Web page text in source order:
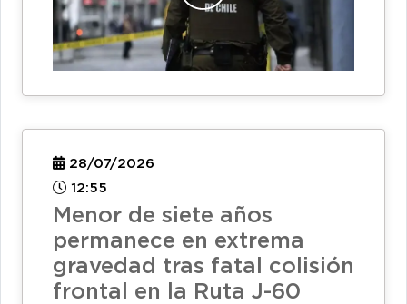
28/07/2026
12:55
Menor de siete años
permanece en extrema
gravedad tras fatal colisión
frontal en la Ruta J-60